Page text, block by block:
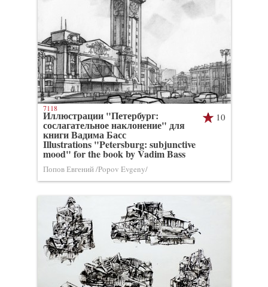
10
Иллюстрации "Петербург:
сослагательное наклонение" для
книги Вадима Басс
Illustrations "Petersburg: subjunctive
mood" for the book by Vadim Bass
Попов Евгений /Popov Evgeny/
7118